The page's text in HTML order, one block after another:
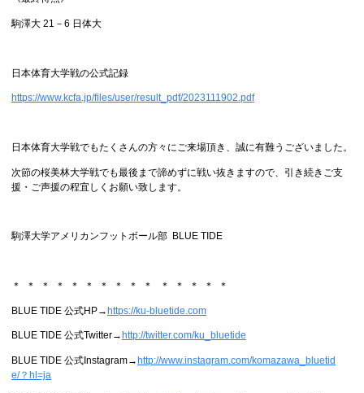
駒澤大 21－6 日体大
日本体育大学戦の公式記録
https://www.kcfa.jp/files/user/result_pdf/2023111902.pdf
日本体育大学戦でもたくさんの方々にご来場頂き、誠に有難うございました。
次節の桜美林大学戦でも最後まで諦めずに戦い抜きますので、引き続きご支
援・ご声援の程宜しくお願い致します。
駒澤大学アメリカンフットボール部 BLUE TIDE
＊ ＊ ＊ ＊ ＊ ＊ ＊ ＊ ＊ ＊ ＊ ＊ ＊ ＊ ＊
BLUE TIDE 公式HP→https://ku-bluetide.com
BLUE TIDE 公式Twitter→ http://twitter.com/ku_bluetide
BLUE TIDE 公式Instagram→http://www.instagram.com/komazawa_bluetid
e/？hl=ja